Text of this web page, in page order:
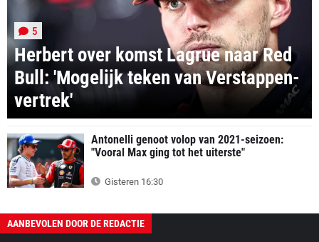
Herbert over komst Lagrue naar Red
Bull: 'Mogelijk teken van Verstappen-
vertrek'
5
Antonelli genoot volop van 2021-seizoen:
"Vooral Max ging tot het uiterste"
Gisteren 16:30
AANBEVOLEN DOOR DE REDACTIE